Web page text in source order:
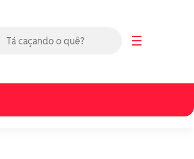
☰